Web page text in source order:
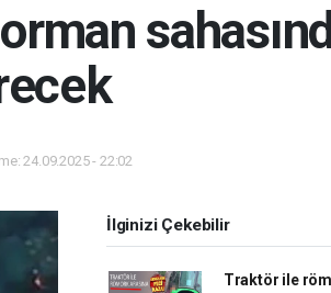
24.09.2025 - 22:02
İlginizi Çekebilir
Traktör ile